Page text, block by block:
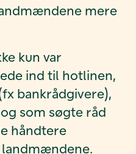
mere
kun var
ind til hotlinen,
bankrådgivere),
som søgte råd
håndtere